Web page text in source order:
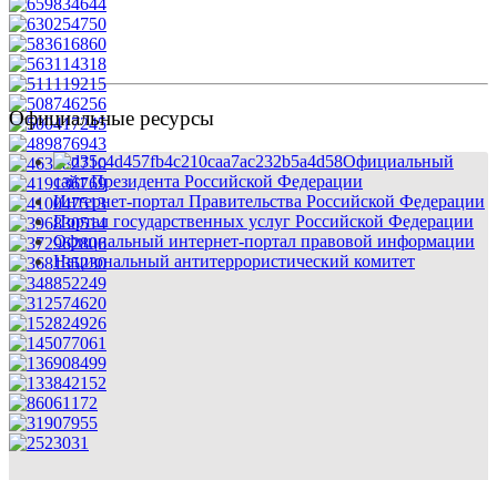
Официальные ресурсы
Официальный
сайт Президента Российской Федерации
Интернет-портал Правительства Российской Федерации
Портал государственных услуг Российской Федерации
Официальный интернет-портал правовой информации
Национальный антитеррористический комитет